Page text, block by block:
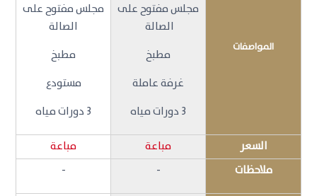
المواصفات
مجلس مفتوح على
الصالة
مطبخ
غرفة عاملة
3 دورات مياه
مجلس مفتوح على
الصالة
مطبخ
مستودع
3 دورات مياه
السعر مباعة
مباعة
ملاحظات
-
-